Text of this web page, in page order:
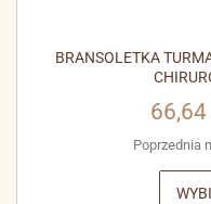
BRANSOLETKA
66,64
Poprzednia